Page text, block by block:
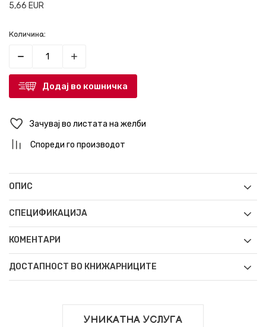
5,66 EUR
Количина:
Додај во кошничка
Зачувај во листата на желби
Спореди го производот
ОПИС
СПЕЦИФИКАЦИЈА
КОМЕНТАРИ
ДОСТАПНОСТ ВО КНИЖАРНИЦИТЕ
УНИКАТНА УСЛУГА